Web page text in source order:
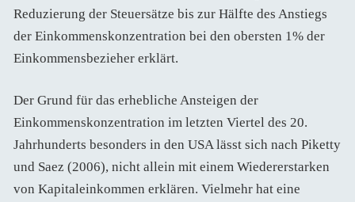
Reduzierung der Steuersätze bis zur Hälfte des Anstiegs
der Einkommenskonzentration bei den obersten 1% der
Einkommensbezieher erklärt.
Der Grund für das erhebliche Ansteigen der
Einkommenskonzentration im letzten Viertel des 20.
Jahrhunderts besonders in den USA lässt sich nach Piketty
und Saez (2006), nicht allein mit einem Wiedererstarken
von Kapitaleinkommen erklären. Vielmehr hat eine